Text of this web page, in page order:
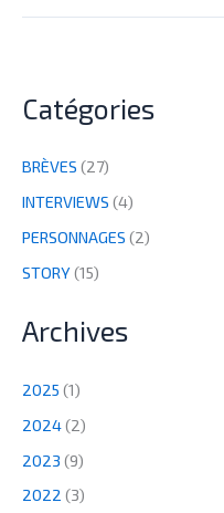
Catégories
BRÈVES (27)
INTERVIEWS (4)
PERSONNAGES (2)
STORY(15)
Archives
2025 (1)
2024(2)
2023 (9)
2022 (3)